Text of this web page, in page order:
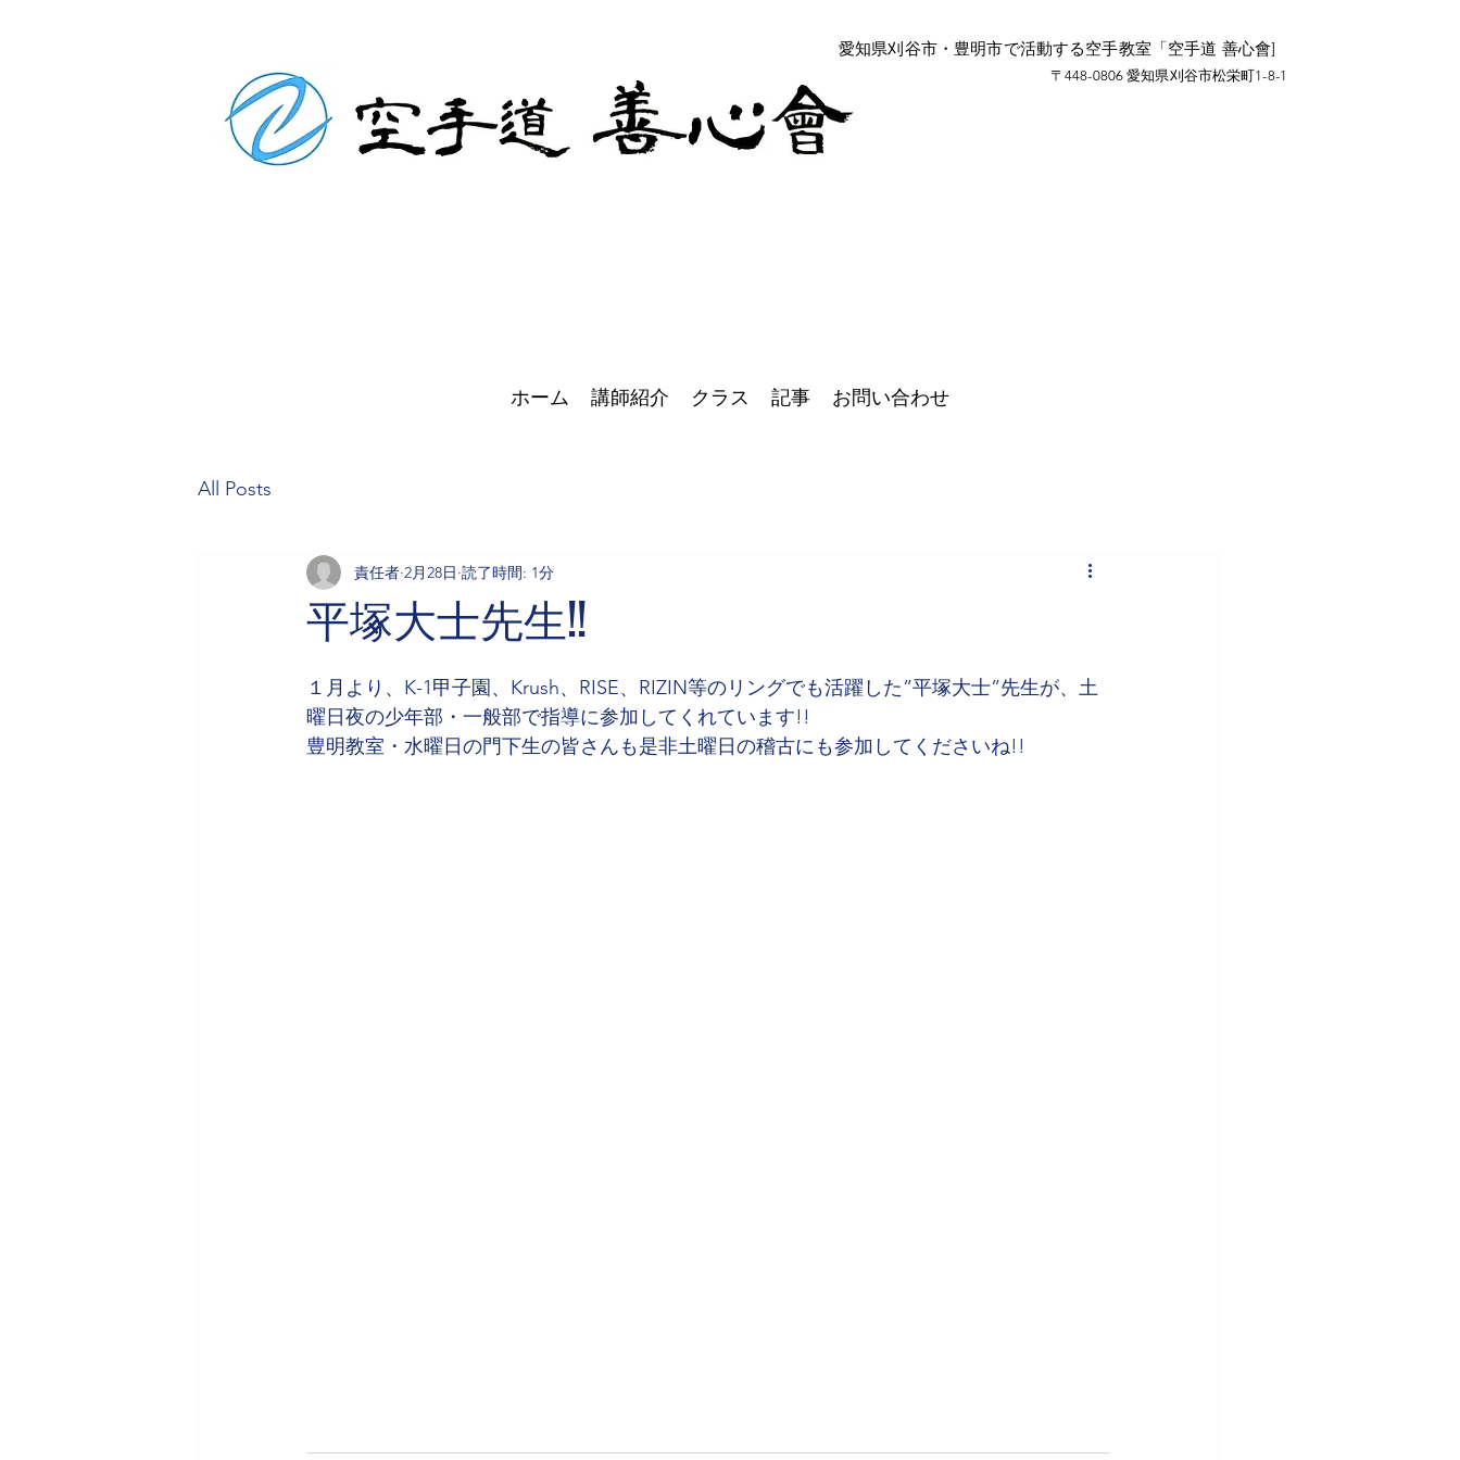
​愛知県刈谷市・豊明市で活動する空手教室「空手道 善心會]
〒448-0806 愛知県刈谷市松栄町1-8-1
​愛知県、刈谷市、豊明市、空手教室、空手道場、善心會
ホーム 講師紹介 クラス 記事 お問い合わせ
All Posts
平塚大士先生!!
責任者 2月28日 読了時間: 1分
１月より、K-1甲子園、Krush、RISE、RIZIN等のリングでも活躍した”平塚大士”先生が、土
曜日夜の少年部・一般部で指導に参加してくれています!!
豊明教室・水曜日の門下生の皆さんも是非土曜日の稽古にも参加してくださいね!!